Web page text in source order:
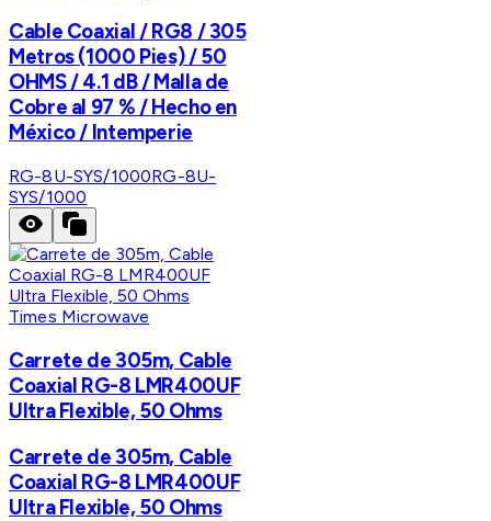
Cable Coaxial / RG8 / 305
Metros (1000 Pies) / 50
OHMS / 4.1 dB / Malla de
Cobre al 97 % / Hecho en
México / Intemperie
RG-8U-SYS/1000RG-8U-
SYS/1000
Times Microwave
Carrete de 305m, Cable
Coaxial RG-8 LMR400UF
Ultra Flexible, 50 Ohms
Carrete de 305m, Cable
Coaxial RG-8 LMR400UF
Ultra Flexible, 50 Ohms